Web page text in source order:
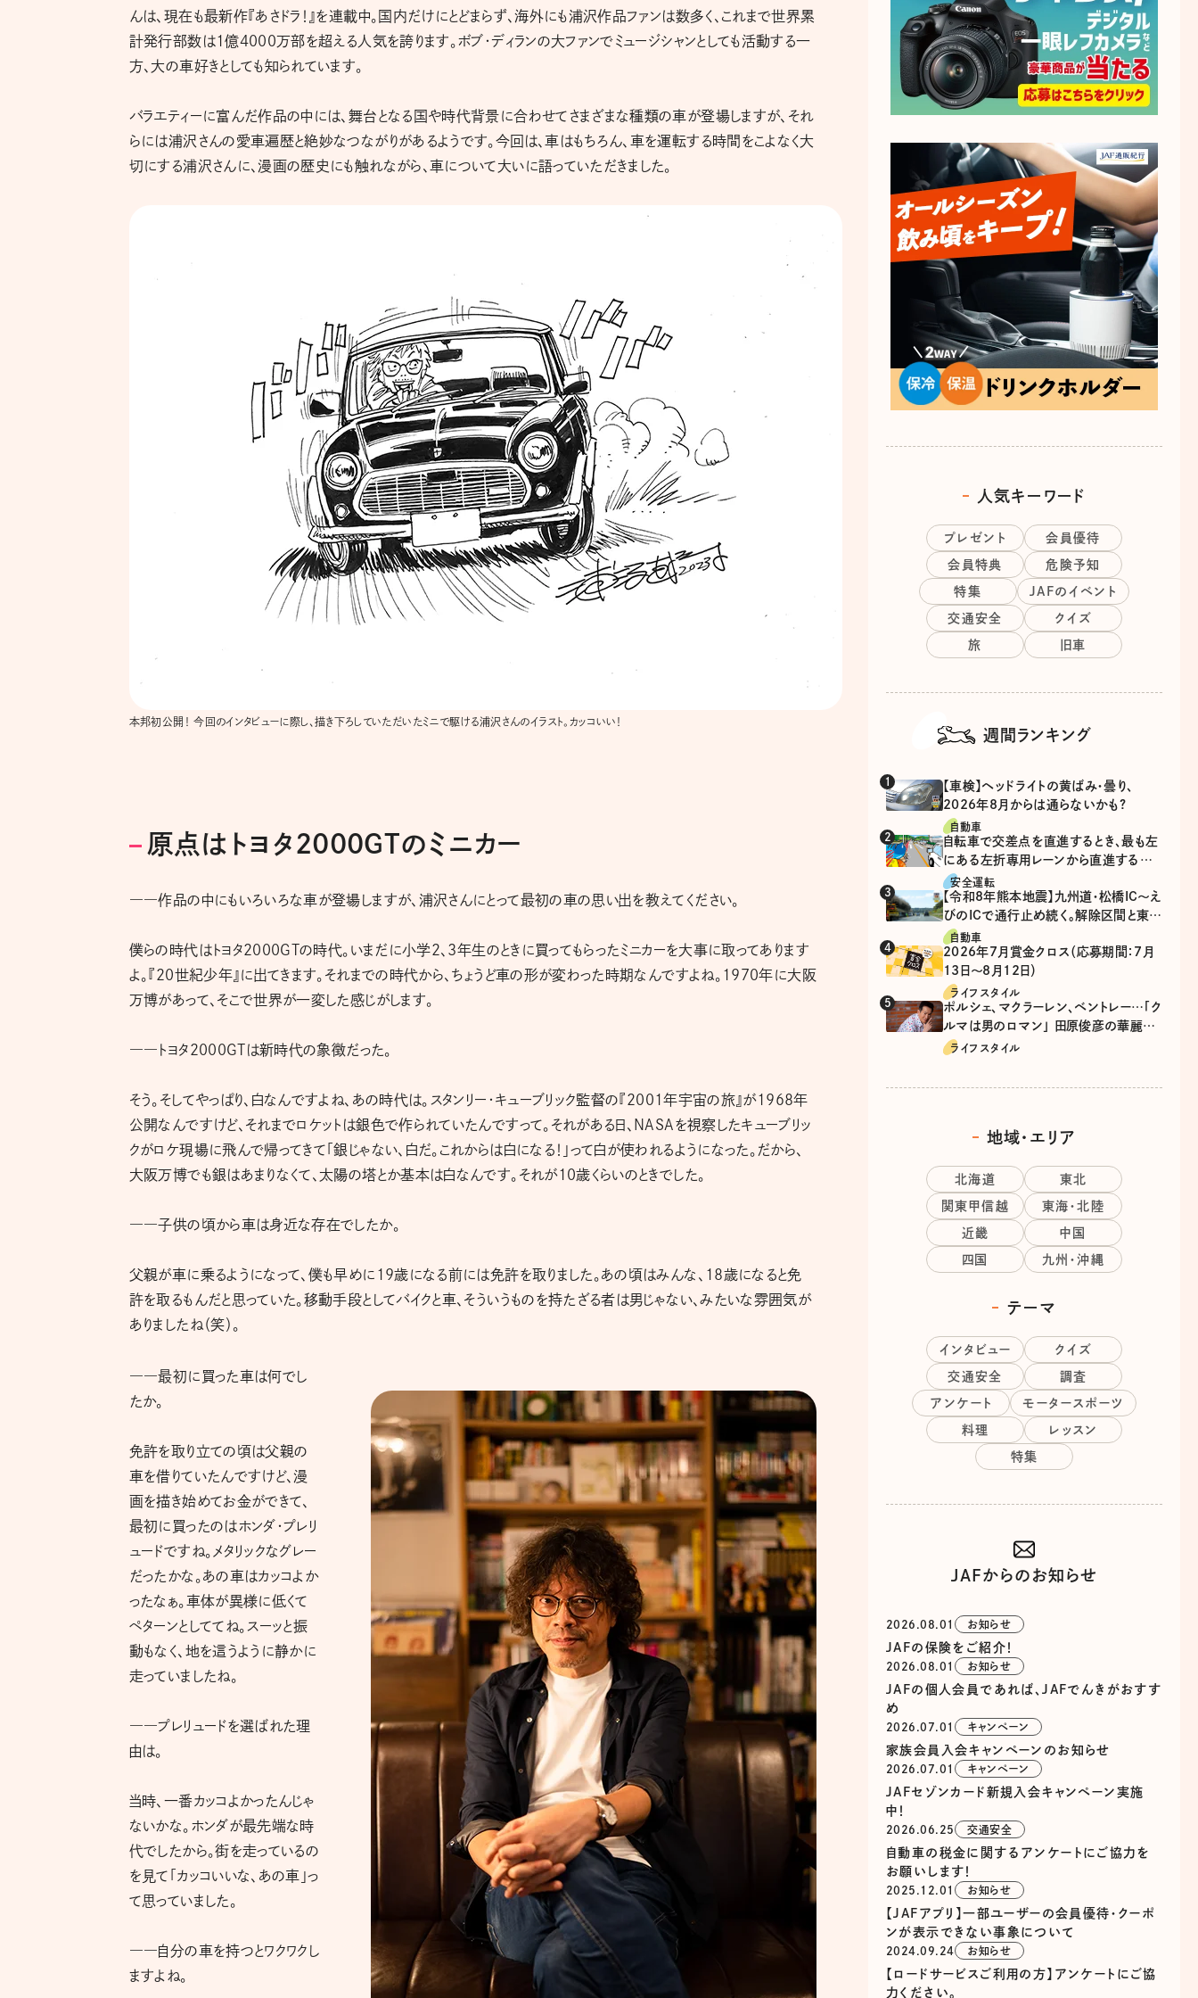
んは、現在も最新作『あさドラ！』を連載中。国内だけにとどまらず、海外にも浦沢作品ファンは数多く、これまで世界累
計発行部数は1億4000万部を超える人気を誇ります。ボブ・ディランの大ファンでミュージシャンとしても活動する一
方、大の車好きとしても知られています。
バラエティーに富んだ作品の中には、舞台となる国や時代背景に合わせてさまざまな種類の車が登場しますが、それ
らには浦沢さんの愛車遍歴と絶妙なつながりがあるようです。今回は、車はもちろん、車を運転する時間をこよなく大
切にする浦沢さんに、漫画の歴史にも触れながら、車について大いに語っていただきました。
本邦初公開！ 今回のインタビューに際し、描き下ろしていただいたミニで駆ける浦沢さんのイラスト。カッコいい！
原点はトヨタ2000GTのミニカー
――作品の中にもいろいろな車が登場しますが、浦沢さんにとって最初の車の思い出を教えてください。
僕らの時代はトヨタ2000GTの時代。いまだに小学2、3年生のときに買ってもらったミニカーを大事に取ってあります
よ。『20世紀少年』に出てきます。それまでの時代から、ちょうど車の形が変わった時期なんですよね。1970年に大阪
万博があって、そこで世界が一変した感じがします。
――トヨタ2000GTは新時代の象徴だった。
そう。そしてやっぱり、白なんですよね、あの時代は。スタンリー・キューブリック監督の『2001年宇宙の旅』が1968年
公開なんですけど、それまでロケットは銀色で作られていたんですって。それがある日、NASAを視察したキューブリッ
クがロケ現場に飛んで帰ってきて「銀じゃない、白だ。これからは白になる！」って白が使われるようになった。だから、
大阪万博でも銀はあまりなくて、太陽の塔とか基本は白なんです。それが10歳くらいのときでした。
――子供の頃から車は身近な存在でしたか。
父親が車に乗るようになって、僕も早めに19歳になる前には免許を取りました。あの頃はみんな、18歳になると免
許を取るもんだと思っていた。移動手段としてバイクと車、そういうものを持たざる者は男じゃない、みたいな雰囲気が
ありましたね（笑）。
――最初に買った車は何でし
たか。
免許を取り立ての頃は父親の
車を借りていたんですけど、漫
画を描き始めてお金ができて、
最初に買ったのはホンダ・プレリ
ュードですね。メタリックなグレー
だったかな。あの車はカッコよか
ったなぁ。車体が異様に低くて
ペターンとしててね。スーッと振
動もなく、地を這うように静かに
走っていましたね。
――プレリュードを選ばれた理
由は。
当時、一番カッコよかったんじゃ
ないかな。ホンダが最先端な時
代でしたから。街を走っているの
を見て「カッコいいな、あの車」っ
て思っていました。
――自分の車を持つとワクワクし
ますよね。
人気キーワード
プレゼント 会員優待
会員特典 危険予知
特集 JAFのイベント
交通安全 クイズ
旅 旧車
週間ランキング
【車検】ヘッドライトの黄ばみ・曇り、
2026年8月からは通らないかも?
自動車
自転車で交差点を直進するとき、最も左
にある左折専用レーンから直進するの
は、違反？
安全運転
【令和8年熊本地震】九州道・松橋IC～え
びのICで通行止め続く。解除区間と東九
州道の迂回ルート
自動車
2026年7月賞金クロス（応募期間：7月
13日～8月12日）
ライフスタイル
ポルシェ、マクラーレン、ベントレー…「ク
ルマは男のロマン」 田原俊彦の華麗な
る愛車遍歴
ライフスタイル
地域・エリア
北海道 東北
関東甲信越 東海・北陸
近畿 中国
四国 九州・沖縄
テーマ
インタビュー クイズ
交通安全 調査
アンケート モータースポーツ
料理 レッスン
特集
JAFからのお知らせ
2026.08.01 お知らせ
JAFの保険をご紹介！
2026.08.01 お知らせ
JAFの個人会員であれば、JAFでんきがおすす
め
2026.07.01 キャンペーン
家族会員入会キャンペーンのお知らせ
2026.07.01 キャンペーン
JAFセゾンカード新規入会キャンペーン実施
中！
2026.06.25 交通安全
自動車の税金に関するアンケートにご協力を
お願いします！
2025.12.01 お知らせ
【JAFアプリ】一部ユーザーの会員優待・クーポ
ンが表示できない事象について
2024.09.24 お知らせ
【ロードサービスご利用の方】アンケートにご協
力ください。